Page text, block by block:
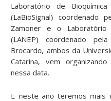
Laboratório de Bioquímica
(LaBioSignal) coordenado
Zamoner e o Laboratório
(LANEP) coordenado
Brocardo, ambos da
Catarina, vem
nessa data.
E neste ano teremos mais